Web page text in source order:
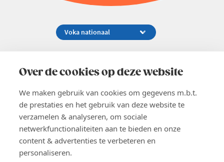
Over de cookies op deze website
We maken gebruik van cookies om gegevens m.b.t.
de prestaties en het gebruik van deze website te
verzamelen & analyseren, om sociale
netwerkfunctionaliteiten aan te bieden en onze
content & advertenties te verbeteren en
personaliseren.
02 229 81 11
EN